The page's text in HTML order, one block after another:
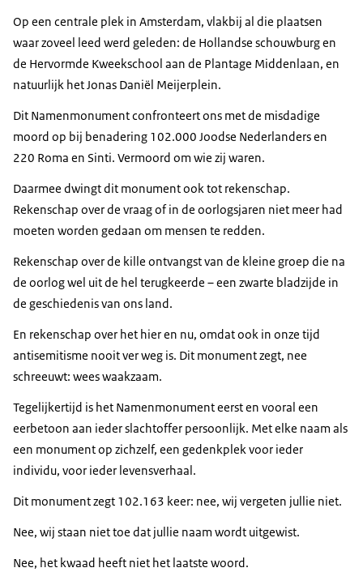
Op een centrale plek in Amsterdam, vlakbij al die plaatsen
waar zoveel leed werd geleden: de Hollandse schouwburg en
de Hervormde Kweekschool aan de Plantage Middenlaan, en
natuurlijk het Jonas Daniël Meijerplein.
Dit Namenmonument confronteert ons met de misdadige
moord op bij benadering 102.000 Joodse Nederlanders en
220 Roma en Sinti. Vermoord om wie zij waren.
Daarmee dwingt dit monument ook tot rekenschap.
Rekenschap over de vraag of in de oorlogsjaren niet meer had
moeten worden gedaan om mensen te redden.
Rekenschap over de kille ontvangst van de kleine groep die na
de oorlog wel uit de hel terugkeerde – een zwarte bladzijde in
de geschiedenis van ons land.
En rekenschap over het hier en nu, omdat ook in onze tijd
antisemitisme nooit ver weg is. Dit monument zegt, nee
schreeuwt: wees waakzaam.
Tegelijkertijd is het Namenmonument eerst en vooral een
eerbetoon aan ieder slachtoffer persoonlijk. Met elke naam als
een monument op zichzelf, een gedenkplek voor ieder
individu, voor ieder levensverhaal.
Dit monument zegt 102.163 keer: nee, wij vergeten jullie niet.
Nee, wij staan niet toe dat jullie naam wordt uitgewist.
Nee, het kwaad heeft niet het laatste woord.